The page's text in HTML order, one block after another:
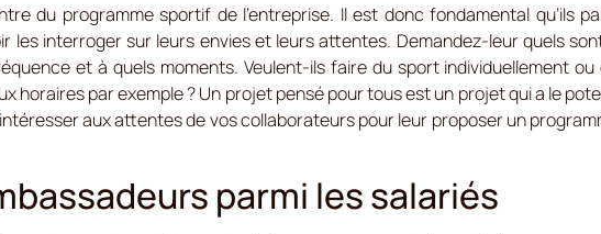
du programme sportif de l’entreprise. Il est donc fondamental qu’ils
les interroger sur leurs envies et leurs attentes. Demandez-leur quels
et à quels moments. Veulent-ils faire du sport individuellement
horaires par exemple ? Un projet pensé pour tous est un projet qui a le
aux attentes de vos collaborateurs pour leur proposer un
parmi les salariés